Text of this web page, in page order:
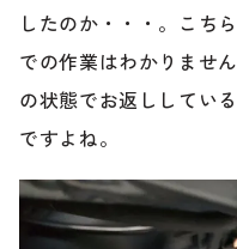
したのか・・・。こち
での作業はわかりませ
の状態でお返ししてい
ですよね。